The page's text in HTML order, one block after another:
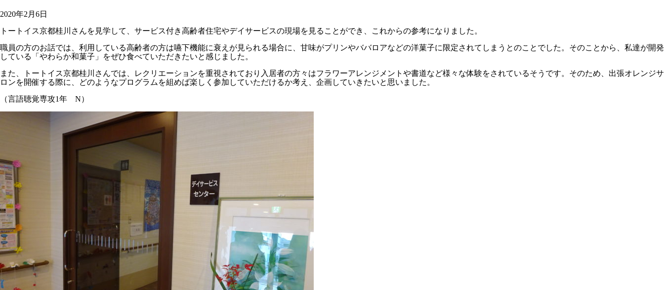
2020年2月6日
トートイス京都桂川さんを見学して、サービス付き高齢者住宅やデイサービスの現場を見ることができ、これからの参考になりました。
職員の方のお話では、利用している高齢者の方は嚥下機能に衰えが見られる場合に、甘味がプリンやババロアなどの洋菓子に限定されてしまうとのことでした。そのことから、私達が開発
している「やわらか和菓子」をぜひ食べていただきたいと感じました。
また、トートイス京都桂川さんでは、レクリエーションを重視されており入居者の方々はフラワーアレンジメントや書道など様々な体験をされているそうです。そのため、出張オレンジサ
ロンを開催する際に、どのようなプログラムを組めば楽しく参加していただけるか考え、企画していきたいと思いました。
（言語聴覚専攻1年 N）